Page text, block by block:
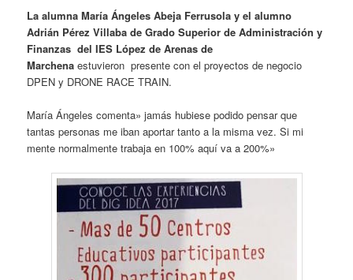
La alumna María Ángeles Abeja Ferrusola y el alumno
Adrián Pérez Villaba de Grado Superior de Administración y
Finanzas del IES López de Arenas de
Marchena estuvieron presente con el proyectos de negocio
DPEN y DRONE RACE TRAIN.
María Ángeles comenta» jamás hubiese podido pensar que
tantas personas me iban aportar tanto a la misma vez. Si mi
mente normalmente trabaja en 100% aquí va a 200%»